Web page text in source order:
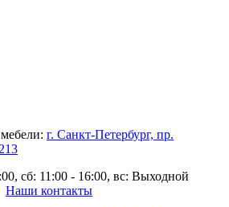
г. Санкт-Петербург, пр.
сб: 11:00 - 16:00, вс: Выходной
Наши контакты